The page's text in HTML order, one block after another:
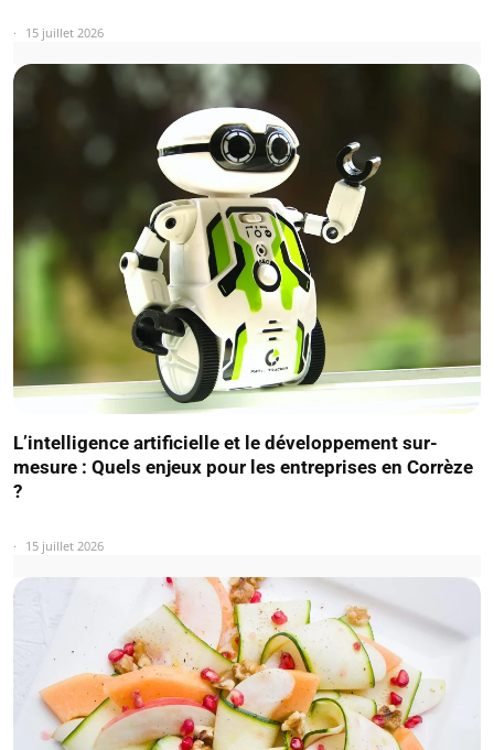
15 juillet 2026
L’intelligence artificielle et le développement sur-
mesure : Quels enjeux pour les entreprises en Corrèze
?
15 juillet 2026